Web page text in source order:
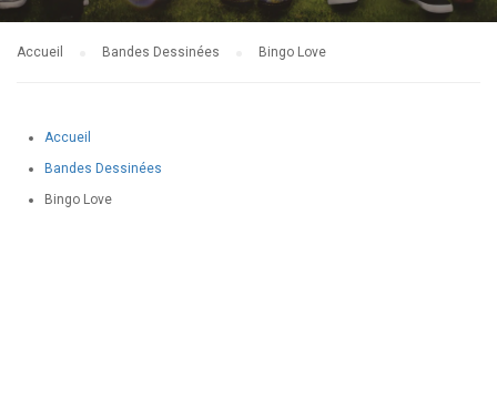
Accueil Bandes Dessinées Bingo Love
Accueil
Bandes Dessinées
Bingo Love